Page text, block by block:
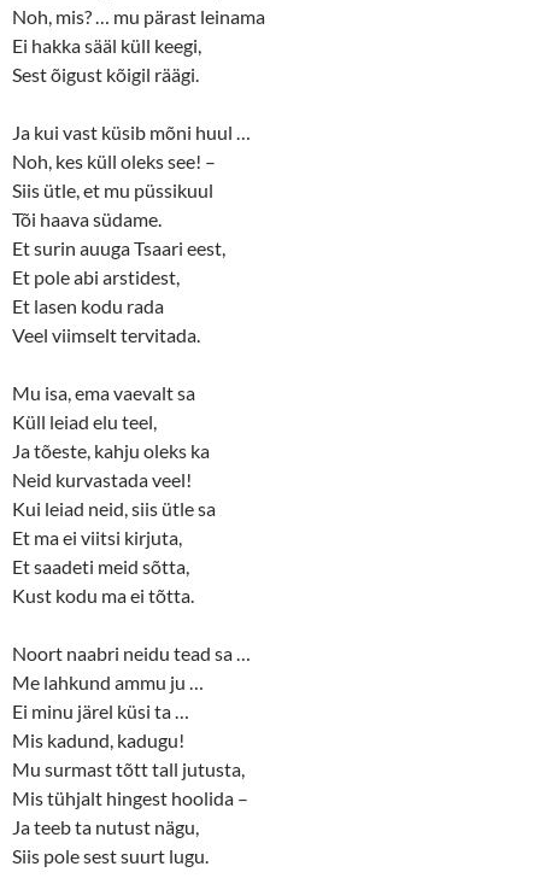
Noh, mis? … mu pärast leinama
Ei hakka sääl küll keegi,
Sest õigust kõigil räägi.
Ja kui vast küsib mõni huul …
Noh, kes küll oleks see! –
Siis ütle, et mu püssikuul
Tõi haava südame.
Et surin auuga Tsaari eest,
Et pole abi arstidest,
Et lasen kodu rada
Veel viimselt tervitada.
Mu isa, ema vaevalt sa
Küll leiad elu teel,
Ja tõeste, kahju oleks ka
Neid kurvastada veel!
Kui leiad neid, siis ütle sa
Et ma ei viitsi kirjuta,
Et saadeti meid sõtta,
Kust kodu ma ei tõtta.
Noort naabri neidu tead sa …
Me lahkund ammu ju …
Ei minu järel küsi ta …
Mis kadund, kadugu!
Mu surmast tõtt tall jutusta,
Mis tühjalt hingest hoolida –
Ja teeb ta nutust nägu,
Siis pole sest suurt lugu.